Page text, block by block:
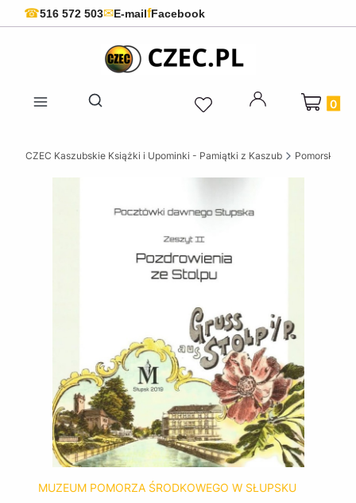
☎516 572 503✉E-mailfFacebook
Otwórz wyszukiwarkę
Produkty
CZEC Kaszubskie Książki i Upominki - Pamiątki z Kaszub Pomorskie
MUZEUM POMORZA ŚRODKOWEGO W SŁUPSKU